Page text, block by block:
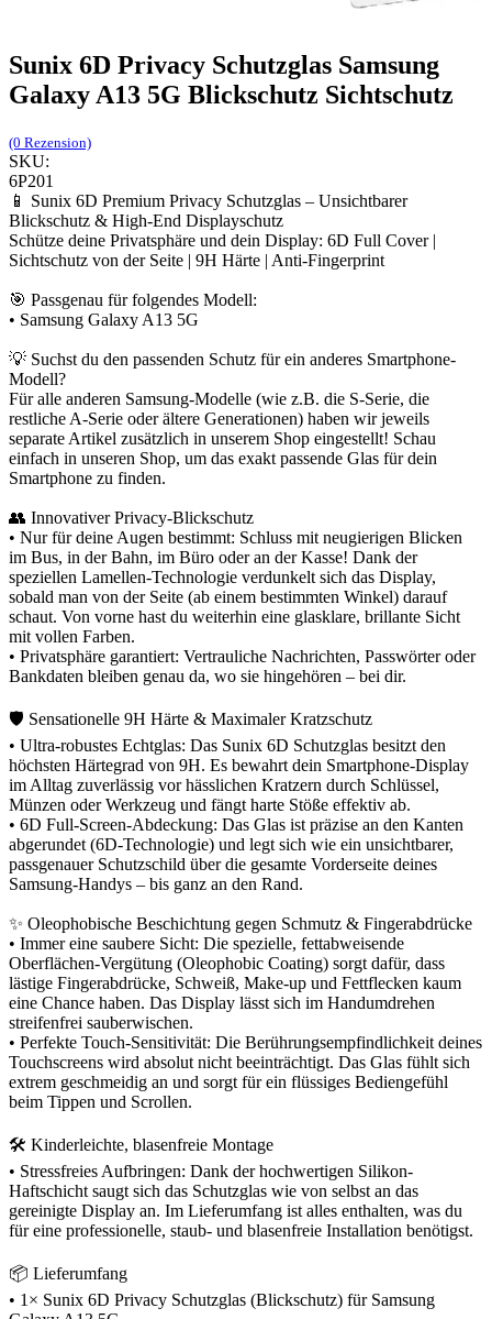
Sunix 6D Privacy Schutzglas Samsung
Galaxy A13 5G Blickschutz Sichtschutz
(0 Rezension)
SKU:
6P201
📱 Sunix 6D Premium Privacy Schutzglas – Unsichtbarer
Blickschutz & High-End Displayschutz
Schütze deine Privatsphäre und dein Display: 6D Full Cover |
Sichtschutz von der Seite | 9H Härte | Anti-Fingerprint
🎯 Passgenau für folgendes Modell:
• Samsung Galaxy A13 5G
💡 Suchst du den passenden Schutz für ein anderes Smartphone-
Modell?
Für alle anderen Samsung-Modelle (wie z.B. die S-Serie, die
restliche A-Serie oder ältere Generationen) haben wir jeweils
separate Artikel zusätzlich in unserem Shop eingestellt! Schau
einfach in unseren Shop, um das exakt passende Glas für dein
Smartphone zu finden.
👥 Innovativer Privacy-Blickschutz
• Nur für deine Augen bestimmt: Schluss mit neugierigen Blicken
im Bus, in der Bahn, im Büro oder an der Kasse! Dank der
speziellen Lamellen-Technologie verdunkelt sich das Display,
sobald man von der Seite (ab einem bestimmten Winkel) darauf
schaut. Von vorne hast du weiterhin eine glasklare, brillante Sicht
mit vollen Farben.
• Privatsphäre garantiert: Vertrauliche Nachrichten, Passwörter oder
Bankdaten bleiben genau da, wo sie hingehören – bei dir.
🛡️ Sensationelle 9H Härte & Maximaler Kratzschutz
• Ultra-robustes Echtglas: Das Sunix 6D Schutzglas besitzt den
höchsten Härtegrad von 9H. Es bewahrt dein Smartphone-Display
im Alltag zuverlässig vor hässlichen Kratzern durch Schlüssel,
Münzen oder Werkzeug und fängt harte Stöße effektiv ab.
• 6D Full-Screen-Abdeckung: Das Glas ist präzise an den Kanten
abgerundet (6D-Technologie) und legt sich wie ein unsichtbarer,
passgenauer Schutzschild über die gesamte Vorderseite deines
Samsung-Handys – bis ganz an den Rand.
✨ Oleophobische Beschichtung gegen Schmutz & Fingerabdrücke
• Immer eine saubere Sicht: Die spezielle, fettabweisende
Oberflächen-Vergütung (Oleophobic Coating) sorgt dafür, dass
lästige Fingerabdrücke, Schweiß, Make-up und Fettflecken kaum
eine Chance haben. Das Display lässt sich im Handumdrehen
streifenfrei sauberwischen.
• Perfekte Touch-Sensitivität: Die Berührungsempfindlichkeit deines
Touchscreens wird absolut nicht beeinträchtigt. Das Glas fühlt sich
extrem geschmeidig an und sorgt für ein flüssiges Bediengefühl
beim Tippen und Scrollen.
🛠️ Kinderleichte, blasenfreie Montage
• Stressfreies Aufbringen: Dank der hochwertigen Silikon-
Haftschicht saugt sich das Schutzglas wie von selbst an das
gereinigte Display an. Im Lieferumfang ist alles enthalten, was du
für eine professionelle, staub- und blasenfreie Installation benötigst.
📦 Lieferumfang
• 1× Sunix 6D Privacy Schutzglas (Blickschutz) für Samsung